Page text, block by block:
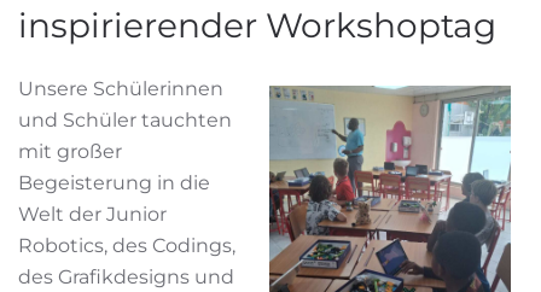
inspirierender Workshoptag
Unsere Schülerinnen
und Schüler tauchten
mit großer
Begeisterung in die
Welt der Junior
Robotics, des Codings,
des Grafikdesigns und